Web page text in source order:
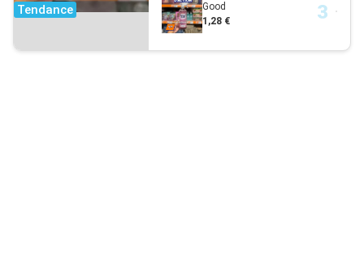
Tendance
Good
1,28 €